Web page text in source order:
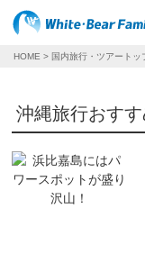
HOME 国内旅行・ツアートッ
沖縄旅行おす